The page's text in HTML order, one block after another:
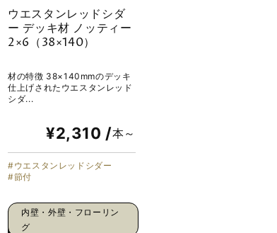
ウエスタンレッドシダ
ー デッキ材 ノッティー
2×6（38×140）
材の特徴 38×140mmのデッキ
仕上げされたウエスタンレッド
シダ...
¥2,310 /本～
ウエスタンレッドシダー
節付
内壁・外壁・フローリン
グ